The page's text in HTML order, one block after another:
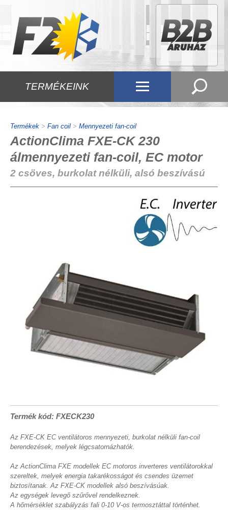
TERMÉKEINK
Termékek > Fan coil > Mennyezeti fan-coil
ActionClima FXE-CK 230
álmennyezeti fan-coil, EC motor
2 csöves, burkolat nélküli, alsó beszívású
Termék kód: FXECK230
Az FXE-CK EC ventilátoros mennyezeti, burkolat nélküli fan-coil
berendezések, melyek légcsatornázhatók.
Az ActionClima FXE modellek EC motoros inverteres ventilátorokkal
szereltek, melyek energia takarékosságot és csendes üzemet
biztosítanak. Az FXE-CK modellek alsó beszívásúak.
Az egységek levegő szűrővel rendelkeznek.
A hőmérséklet szabályzás fali 0-10 V-os termosztáttal történhet.